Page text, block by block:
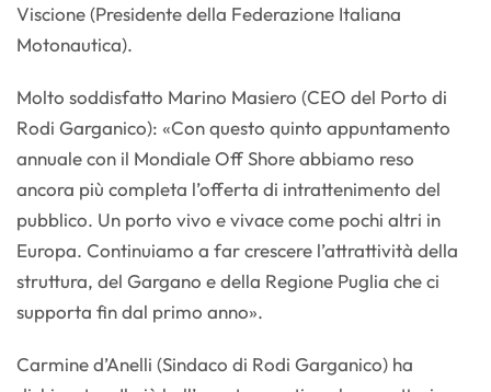
Viscione (Presidente della Federazione Italiana
Motonautica).
Molto soddisfatto Marino Masiero (CEO del Porto di
Rodi Garganico): «Con questo quinto appuntamento
annuale con il Mondiale Off Shore abbiamo reso
ancora più completa l’offerta di intrattenimento del
pubblico. Un porto vivo e vivace come pochi altri in
Europa. Continuiamo a far crescere l’attrattività della
struttura, del Gargano e della Regione Puglia che ci
supporta fin dal primo anno».
Carmine d’Anelli (Sindaco di Rodi Garganico) ha